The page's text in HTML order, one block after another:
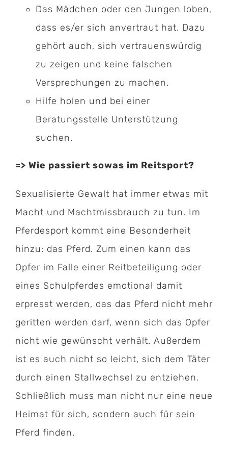
Das Mädchen oder den Jungen loben,
dass es/er sich anvertraut hat. Dazu
gehört auch, sich vertrauenswürdig
zu zeigen und keine falschen
Versprechungen zu machen.
Hilfe holen und bei einer
Beratungsstelle Unterstützung
suchen.
=> Wie passiert sowas im Reitsport?
Sexualisierte Gewalt hat immer etwas mit
Macht und Machtmissbrauch zu tun. Im
Pferdesport kommt eine Besonderheit
hinzu: das Pferd. Zum einen kann das
Opfer im Falle einer Reitbeteiligung oder
eines Schulpferdes emotional damit
erpresst werden, das das Pferd nicht mehr
geritten werden darf, wenn sich das Opfer
nicht wie gewünscht verhält. Außerdem
ist es auch nicht so leicht, sich dem Täter
durch einen Stallwechsel zu entziehen.
Schließlich muss man nicht nur eine neue
Heimat für sich, sondern auch für sein
Pferd finden.